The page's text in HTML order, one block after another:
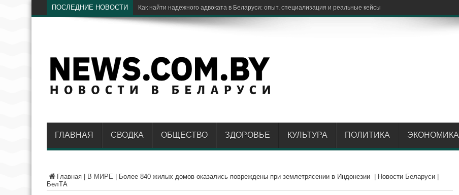
ПОСЛЕДНИЕ НОВОСТИ
ГЛАВНАЯ СВОДКА ОБЩЕСТВО ЗДОРОВЬЕ КУЛЬТУРА ПОЛИТИКА ЭКОНОМИКА
Главная В МИРЕ
Более 840 жилых домов оказались повреждены при землетрясении в Индонезии | Новости Беларуси |
БелТА